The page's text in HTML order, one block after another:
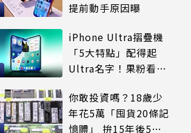
提前動手原因曝
iPhone Ultra摺疊機
「5大特點」配得起
Ultra名字！果粉看完
你敢投資嗎？18歲少
年花5萬「囤貨20條記
憶體」 拚15年後5倍